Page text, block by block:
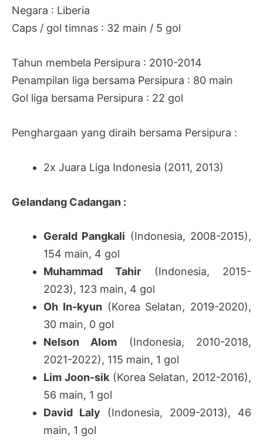
Negara : Liberia
Caps / gol timnas : 32 main / 5 gol
Tahun membela Persipura : 2010-2014
Penampilan liga bersama Persipura : 80 main
Gol liga bersama Persipura : 22 gol
Penghargaan yang diraih bersama Persipura :
2x Juara Liga Indonesia (2011, 2013)
Gelandang Cadangan :
Gerald Pangkali (Indonesia, 2008-2015),
154 main, 4 gol
Muhammad Tahir (Indonesia, 2015-
2023), 123 main, 4 gol
Oh In-kyun(Korea Selatan, 2019-2020),
30 main, 0 gol
Nelson Alom (Indonesia, 2010-2018,
2021-2022), 115 main, 1 gol
Lim Joon-sik(Korea Selatan, 2012-2016),
56 main, 1 gol
David Laly (Indonesia, 2009-2013), 46
main, 1 gol